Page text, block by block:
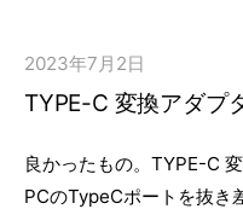
ス
キ
プ
2023年7月2日
TYPE-C 変換アダプ
良かったもの。TYPE-C
PCのTypeCポートを抜き